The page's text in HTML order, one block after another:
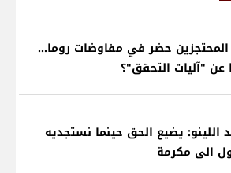
حضر في مفاوضات روما...
عن "آليات التحقق"؟
اللينو: يضيع الحق حينما نستجديه
الى مكرمة